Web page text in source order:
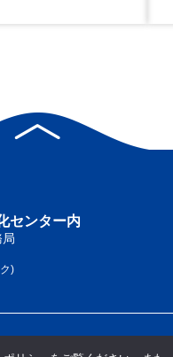
センター内
)